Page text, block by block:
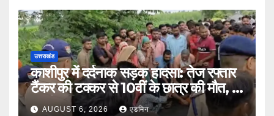
उत्तराखंड
काशीपुर में दर्दनाक सड़क हादसा: तेज रफ्तार
टैंकर की टक्कर से 10वीं के छात्र की मौत, दो
साथी गंभीर घायल
AUGUST 6, 2026 एडमिन